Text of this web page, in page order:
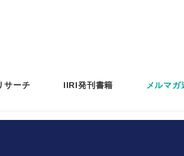
サーチ IIRI発刊書籍 メルマガ